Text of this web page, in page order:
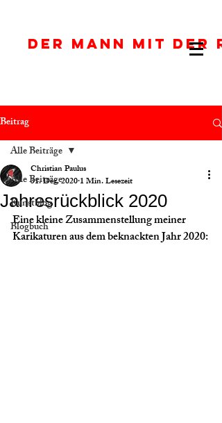
DER MANN MIT DER
Beitrag
Alle Beiträge
Kunstblog
Blogbuch
Alle Beiträge
Jahresrückblick 2020
Christian Paulus
31. Dez. 20201 Min. Lesezeit
Eine kleine Zusammenstellung meiner
Karikaturen aus dem beknackten Jahr 2020: